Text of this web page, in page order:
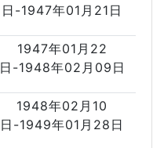
日-1947年01月21日
1947年01月22
日-1948年02月09日
1948年02月10
日-1949年01月28日